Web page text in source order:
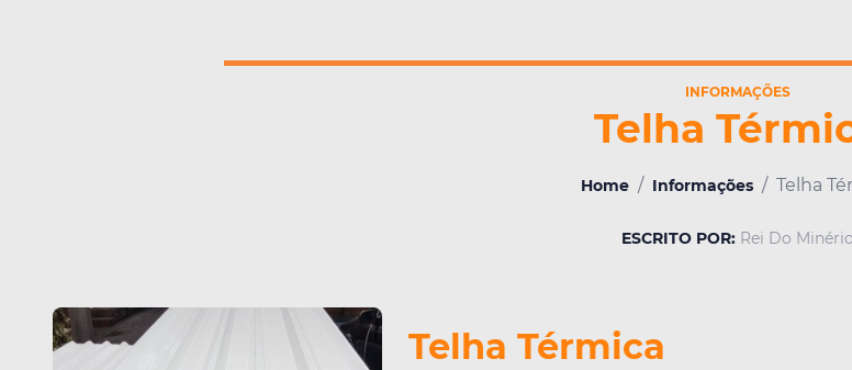
INFORMAÇÕES
Telha
Home / Informações / Telha
ESCRITO POR: Rei Do Minério
Telha Térmica